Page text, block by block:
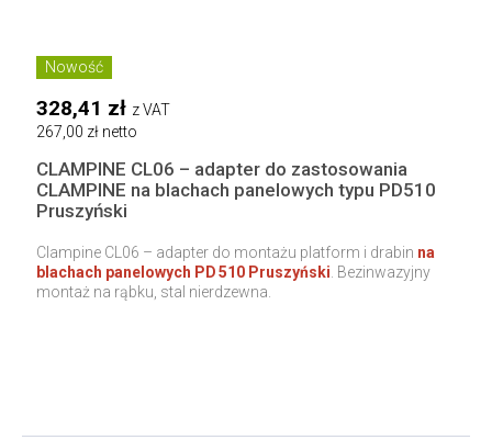
Nowość
328,41 zł z VAT
267,00 zł netto
CLAMPINE CL06 – adapter do zastosowania
CLAMPINE na blachach panelowych typu PD510
Pruszyński
Clampine CL06 – adapter do montażu platform i drabin na
blachach panelowych PD 510 Pruszyński . Bezinwazyjny
montaż na rąbku, stal nierdzewna.